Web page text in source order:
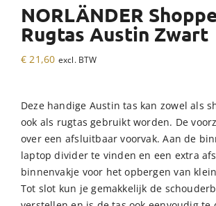
NORLÄNDER
Rugtas Austin Zwart
€ 21,60 excl. BTW
Deze handige Austin tas kan zowel als
ook als rugtas gebruikt worden. De
over een afsluitbaar voorvak. Aan de
laptop divider te vinden en een extra
binnenvakje voor het opbergen van
Tot slot kun je gemakkelijk de